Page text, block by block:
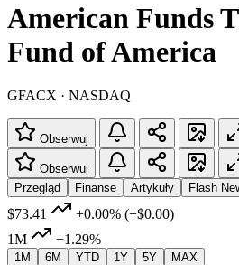
American Funds
Fund of America
GFACX · NASDAQ
Obserwuj
Obserwuj
Przegląd
Finanse Artykuły Flash
$73.41 +0.00% (+$0.00)
1M
+1.29%
1M 6M YTD 1Y 5Y MAX